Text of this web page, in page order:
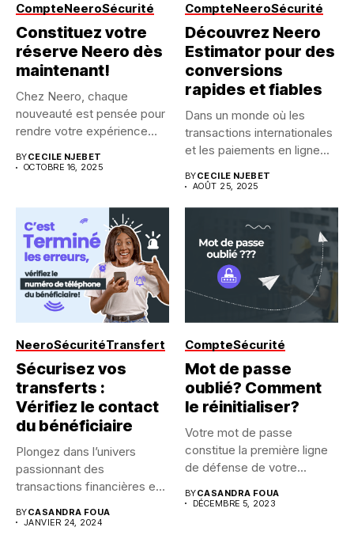
CompteNeeroSécurité
Constituez votre
réserve Neero dès
maintenant!
Chez Neero, chaque
nouveauté est pensée pour
rendre votre expérience
BYCECILE NJEBET
OCTOBRE 16, 2025
CompteNeeroSécurité
Découvrez Neero
Estimator pour des
conversions
rapides et fiables
Dans un monde où les
transactions internationales
et les paiements en ligne...
BYCECILE NJEBET
AOÛT 25, 2025
NeeroSécuritéTransfert
Sécurisez vos
transferts :
Vérifiez le contact
du bénéficiaire
Plongez dans l’univers
passionnant des
transactions financières en
BYCASANDRA FOUA
JANVIER 24, 2024
CompteSécurité
Mot de passe
oublié? Comment
le réinitialiser?
Votre mot de passe
constitue la première ligne
de défense de votre...
BYCASANDRA FOUA
DÉCEMBRE 5, 2023